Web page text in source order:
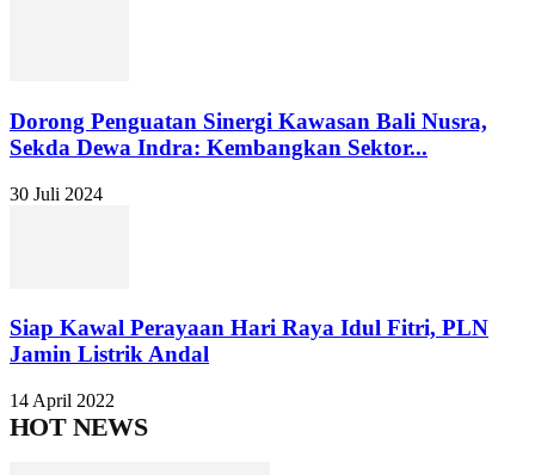
Dorong Penguatan Sinergi Kawasan Bali Nusra,
Sekda Dewa Indra: Kembangkan Sektor...
30 Juli 2024
Siap Kawal Perayaan Hari Raya Idul Fitri, PLN
Jamin Listrik Andal
14 April 2022
HOT NEWS